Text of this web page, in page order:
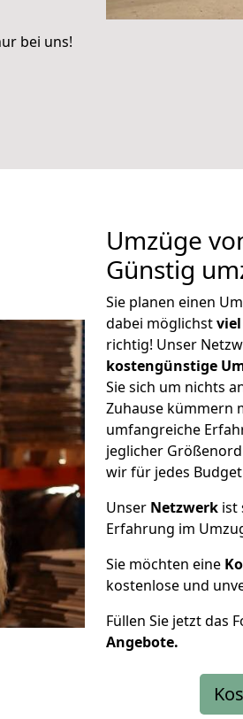
bei uns!
Umzüge
Günstig
Sie planen einen
dabei möglichst
richtig! Unser
kostengünstige
Sie sich um nichts
Zuhause kümmern
umfangreiche
jeglicher
wir für jedes
Unser Netzwerk ist
Erfahrung im
Sie möchten eine
kostenlose und
Füllen Sie jetzt das
Angebote.